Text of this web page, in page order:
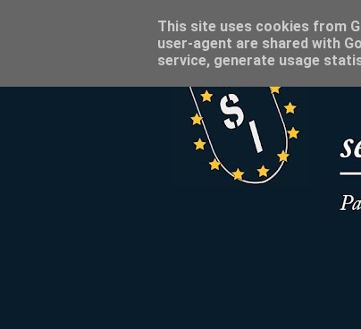
This site uses cookies from
user-agent are shared with
service, generate usage